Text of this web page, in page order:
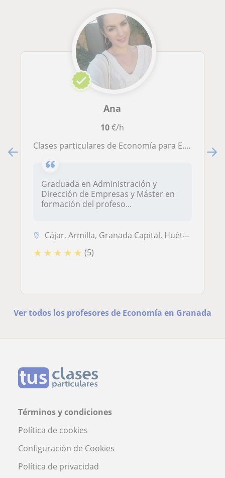
Ana
10€/h
Clases particulares de Economía para E.S.O, Bachiller, selectividad, acceso a la universidad, grado superior
Graduada en Administración y
Dirección de Empresas y Máster en
formación del profeso...
Cájar, Armilla, Granada Capital, Huétor Vega
★ ★ ★ ★ ★ (5)
Ver todos los profesores de Economía en Granada
Términos y condiciones
Política de cookies
Configuración de Cookies
Política de privacidad